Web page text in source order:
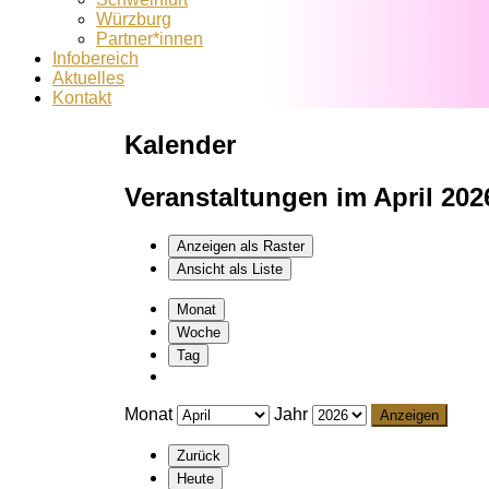
Würzburg
Partner*innen
Infobereich
Aktuelles
Kontakt
Kalender
Veranstaltungen im April
Anzeigen als Raster
Ansicht als Liste
Monat
Woche
Tag
Monat Jahr
Zurück
Heute